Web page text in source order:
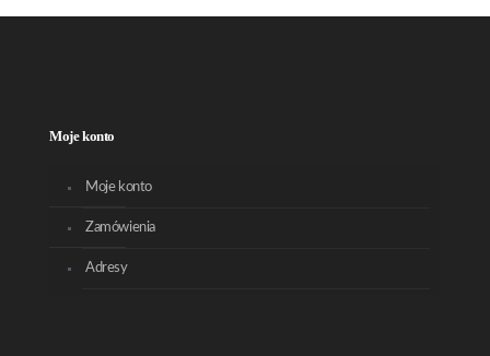
Moje konto
Moje konto
Zamówienia
Adresy